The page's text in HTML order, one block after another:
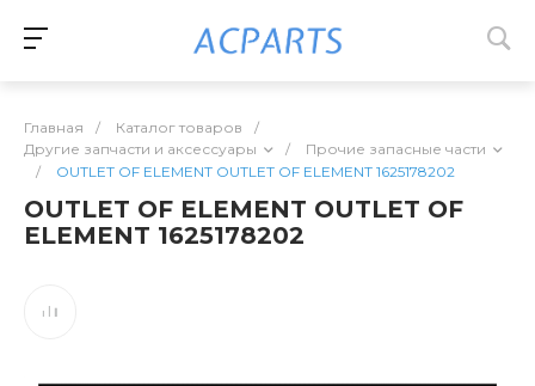
Главная / Каталог товаров
/
Другие запчасти и аксессуары
/
Прочие запасные части
/
OUTLET OF ELEMENT OUTLET OF ELEMENT 1625178202
OUTLET OF ELEMENT OUTLET OF
ELEMENT 1625178202